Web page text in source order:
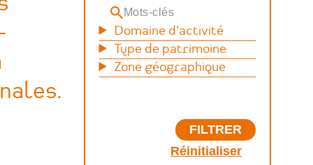
Mots-
clésDomaine d'activité
Type de patrimoine
Zone géographique